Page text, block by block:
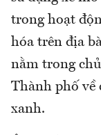
trong hoạt
hóa trên địa
nằm trong
Thành phố về
xanh.